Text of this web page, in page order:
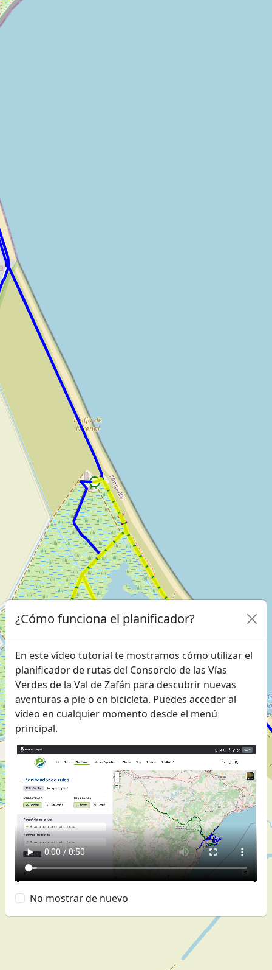
¿Cómo funciona el planificador?
En este vídeo tutorial te mostramos cómo utilizar el
planificador de rutas del Consorcio de las Vías
Verdes de la Val de Zafán para descubrir nuevas
aventuras a pie o en bicicleta. Puedes acceder al
vídeo en cualquier momento desde el menú
principal.
No mostrar de nuevo